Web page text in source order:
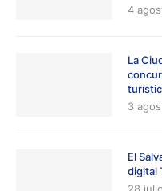
4
La
3
El
digital